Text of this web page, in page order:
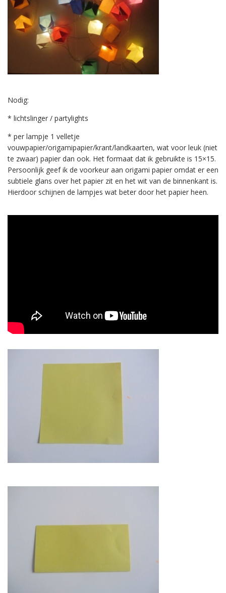
Nodig:
* lichtslinger / partylights
* per lampje 1 velletje
vouwpapier/origamipapier/krant/landkaarten, wat voor leuk (niet
te zwaar) papier dan ook. Het formaat dat ik gebruikte is 15×15.
Persoonlijk geef ik de voorkeur aan origami papier omdat er een
subtiele glans over het papier zit en het wit van de binnenkant is.
Hierdoor schijnen de lampjes wat beter door het papier heen.